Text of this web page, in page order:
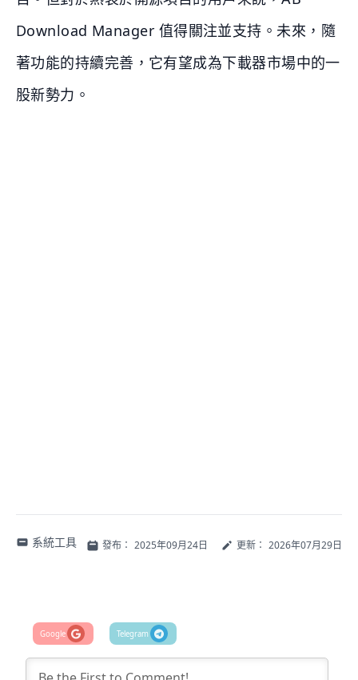
Download Manager 值得關注並支持。未來，隨
著功能的持續完善，它有望成為下載器市場中的一
股新勢力。
系統工具 發布： 2025年09月24日 更新： 2026年07月29日